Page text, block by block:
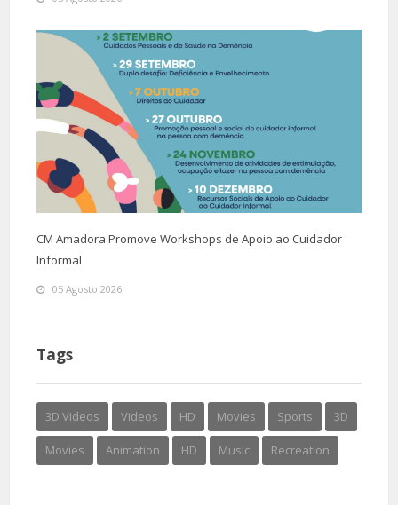
CM Amadora Promove Workshops de Apoio ao Cuidador
Informal
05 Agosto 2026
Tags
3D Videos Videos HD Movies Sports 3D
Movies Animation HD Music Recreation